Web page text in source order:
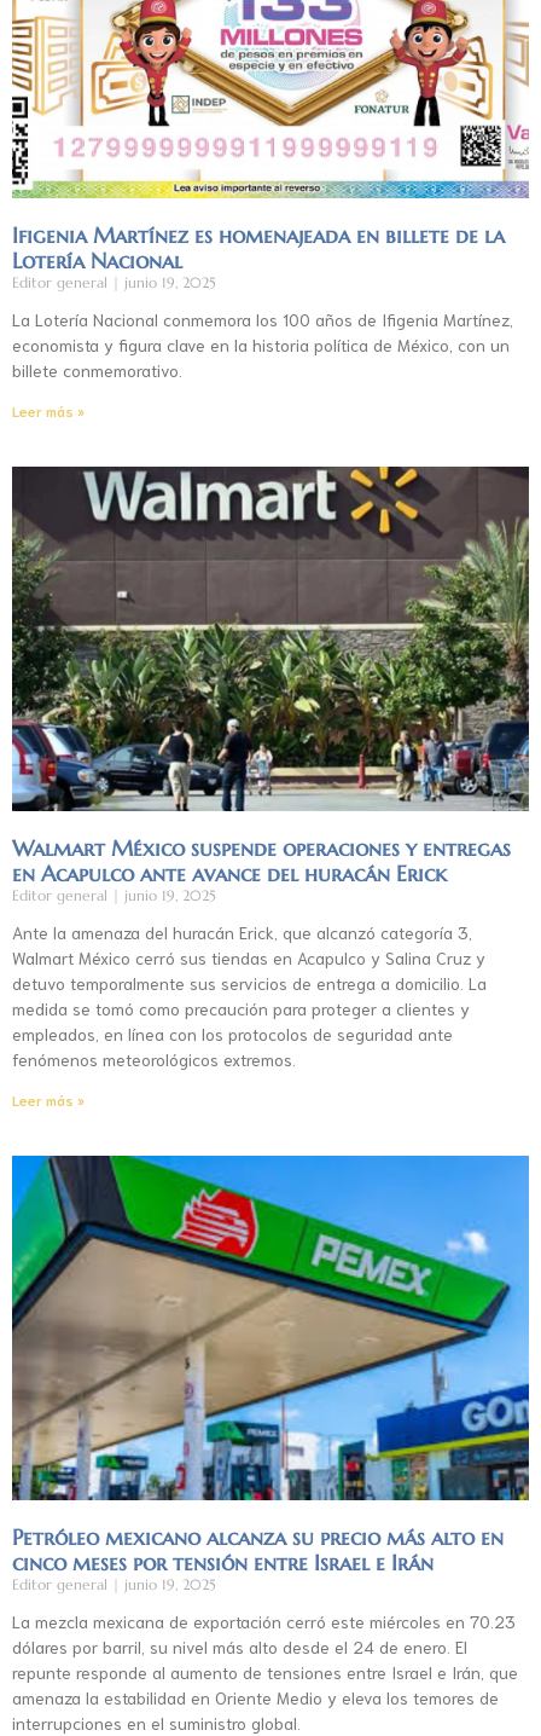
Ifigenia Martínez es homenajeada en billete de la
Lotería Nacional
Editor general junio 19, 2025
La Lotería Nacional conmemora los 100 años de Ifigenia Martínez,
economista y figura clave en la historia política de México, con un
billete conmemorativo.
Leer más »
Walmart México suspende operaciones y entregas
en Acapulco ante avance del huracán Erick
Editor general junio 19, 2025
Ante la amenaza del huracán Erick, que alcanzó categoría 3,
Walmart México cerró sus tiendas en Acapulco y Salina Cruz y
detuvo temporalmente sus servicios de entrega a domicilio. La
medida se tomó como precaución para proteger a clientes y
empleados, en línea con los protocolos de seguridad ante
fenómenos meteorológicos extremos.
Leer más »
Petróleo mexicano alcanza su precio más alto en
cinco meses por tensión entre Israel e Irán
Editor general junio 19, 2025
La mezcla mexicana de exportación cerró este miércoles en 70.23
dólares por barril, su nivel más alto desde el 24 de enero. El
repunte responde al aumento de tensiones entre Israel e Irán, que
amenaza la estabilidad en Oriente Medio y eleva los temores de
interrupciones en el suministro global.